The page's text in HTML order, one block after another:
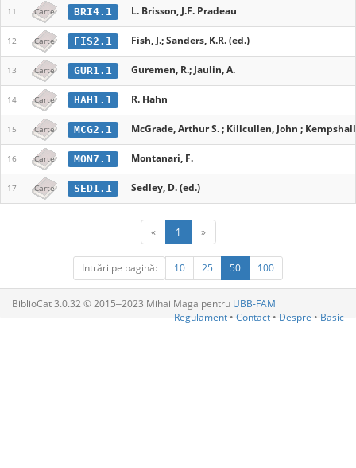
11 Carte BRI4.1 L. Brisson, J.F. Pradeau
12 Carte FIS2.1 Fish, J.; Sanders, K.R. (ed.)
13 Carte GUR1.1 Guremen, R.; Jaulin, A.
14 Carte HAH1.1 R. Hahn
15 Carte MCG2.1 McGrade, Arthur S. ; Killcullen, John ;
16 Carte MON7.1 Montanari, F.
17 Carte SED1.1 Sedley, D. (ed.)
« 1 »
Intrări pe pagină: 10 25 50 100
BiblioCat 3.0.32 © 2015‒2023 Mihai Maga pentru UBB-FAM
Regulament • Contact • Despre • Basic